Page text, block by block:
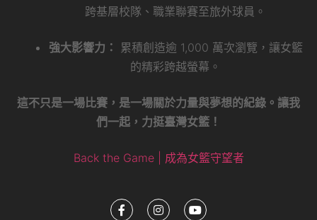
跨基層校隊、職業聯賽至旅外球員。
強大影響力：
累積創造逾 1,000 萬次瀏覽，讓女籃
的精彩跨越螢幕。
這不只是一場比賽，是一場關於力量與夢想的紀錄。讓我
們一起，力挺臺灣女籃！
Back the Game | 成為女籃守望者